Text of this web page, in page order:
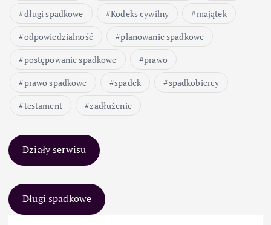
długi spadkowe
Kodeks cywilny
majątek
odpowiedzialność
planowanie spadkowe
postępowanie spadkowe
prawo
prawo spadkowe
spadek
spadkobiercy
testament
zadłużenie
Działy serwisu
Długi spadkowe